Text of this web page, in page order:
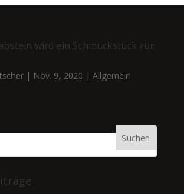
wird ein Schmuckstück zur
| Nov. 9, 2020 | Allgemein